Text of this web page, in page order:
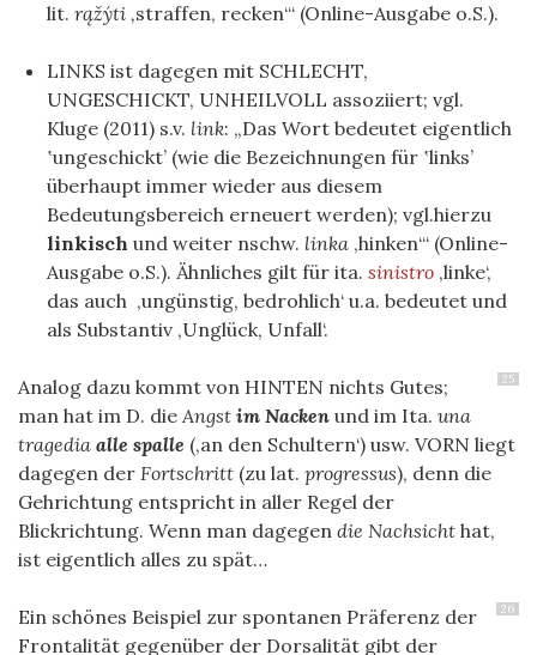
lit. rąžýti ‚straffen, recken‘“ (Online-Ausgabe o.S.).
LINKS ist dagegen mit SCHLECHT,
UNGESCHICKT, UNHEILVOLL assoziiert; vgl.
Kluge (2011) s.v. link: „Das Wort bedeutet eigentlich
‛ungeschickt’ (wie die Bezeichnungen für ‛links’
überhaupt immer wieder aus diesem
Bedeutungsbereich erneuert werden); vgl.hierzu
linkisch und weiter nschw. linka ‚hinken‘“ (Online-
Ausgabe o.S.). Ähnliches gilt für ita. sinistro ‚linke‘,
das auch ‚ungünstig, bedrohlich‘ u.a. bedeutet und
als Substantiv ‚Unglück, Unfall‘.
25
Analog dazu kommt von HINTEN nichts Gutes;
man hat im D. dieAngst im Nacken und im Ita. una
tragedia alle spalle (‚an den Schultern‘) usw. VORN liegt
dagegen der Fortschritt (zu lat. progressus), denn die
Gehrichtung entspricht in aller Regel der
Blickrichtung. Wenn man dagegen die Nachsicht hat,
ist eigentlich alles zu spät…
26
Ein schönes Beispiel zur spontanen Präferenz der
Frontalität gegenüber der Dorsalität gibt der